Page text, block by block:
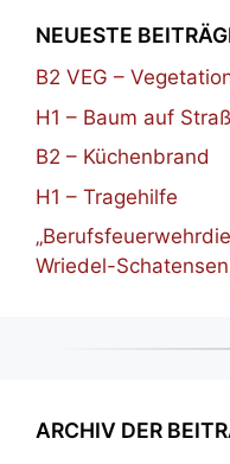
NEUESTE
B2 VEG –
H1 – Baum auf
B2 – Küchenbrand
H1 – Tragehilfe
Wriedel-Schatensen
ARCHIV DER